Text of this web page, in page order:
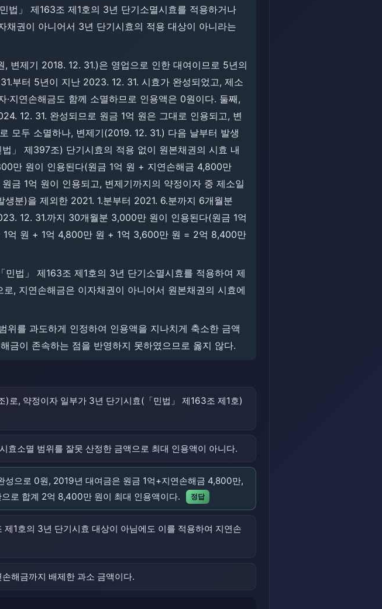
」 제163조 제1호의 3년 단기소멸시효를 적용하거나
권이 아니어서 3년 단기시효의 적용 대상이 아니라는
제기 2018. 12. 31.)은 영업으로 인한 대여이므로 5년의
부터 5년이 지난 2023. 12. 31. 시효가 완성되었고, 제소
지연손해금도 함께 소멸하므로 인용액은 0원이다. 둘째,
12. 31. 완성되므로 원금 1억 원은 그대로 인용되고, 변
모두 소멸하나, 변제기(2019. 12. 31.) 다음 날부터 발생
」 제397조) 단기시효의 적용 없이 원본채권의 시효 내
만 원이 인용된다(원금 1억 원 + 지연손해금 4,800만
금 1억 원이 인용되고, 변제기까지의 약정이자 중 제소일
분)을 제외한 2021. 1.분부터 2021. 6.분까지 6개월분
12. 31.까지 30개월분 3,000만 원이 인용된다(원금 1억
억 원 + 1억 4,800만 원 + 1억 3,600만 원 = 2억 8,400만
법」 제163조 제1호의 3년 단기소멸시효를 적용하여 제
, 지연손해금은 이자채권이 아니어서 원본채권의 시효에
를 과도하게 인정하여 인용액을 지나치게 축소한 금액
금이 존속하는 점을 반영하지 못하였으므로 옳지 않다.
, 약정이자 일부가 3년 단기시효(「민법」 제163조 제1호)
소멸 범위를 잘못 산정한 금액으로 최대 인용액이 아니다.
으로 0원, 2019년 대여금은 원금 1억+지연손해금 4,800만,
로 합계 2억 8,400만 원이 최대 인용액이다.
정답
1호의 3년 단기시효 대상이 아님에도 이를 적용하여 지연손
해금까지 배제한 과소 금액이다.